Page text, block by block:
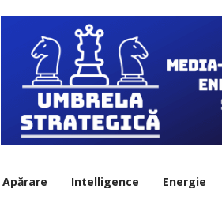
Apărare Intelligence Energie